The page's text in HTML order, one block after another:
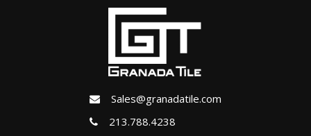
Sales@granadatile.com
213.788.4238